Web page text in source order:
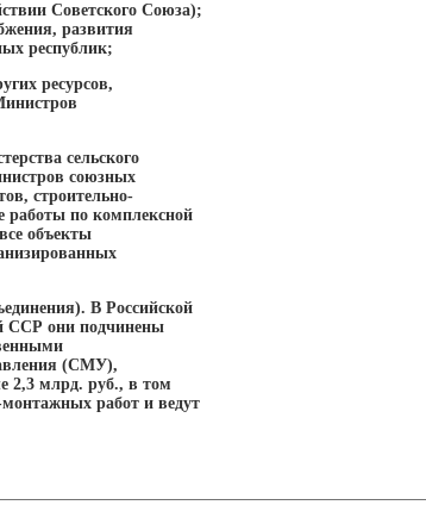
Советского Союза);
развития
республик;
ресурсов,
сельского
союзных
строительно-
по комплексной
объекты
В Российской
ССР они подчинены
(СМУ),
2,3 млрд. руб., в том
работ и ведут